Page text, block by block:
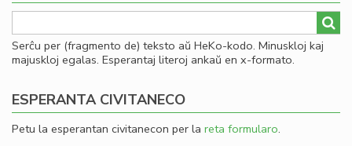
Serĉu per (fragmento de) teksto aŭ HeKo-kodo. Minuskloj kaj
majuskloj egalas. Esperantaj literoj ankaŭ en x-formato.
ESPERANTA CIVITANECO
Petu la esperantan civitanecon per la reta formularo.